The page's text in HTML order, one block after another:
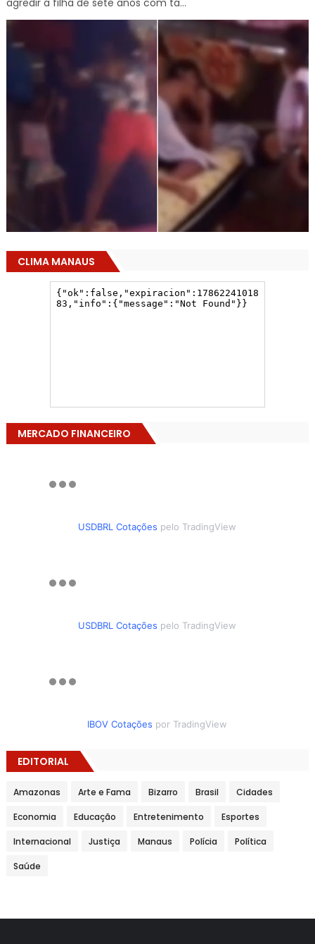
agredir a filha de sete anos com ta...
CLIMA MANAUS
MERCADO FINANCEIRO
USDBRL Cotações pelo TradingView
USDBRL Cotações pelo TradingView
IBOV Cotações por TradingView
EDITORIAL
Amazonas Arte e Fama Bizarro Brasil Cidades
Economia Educação Entretenimento Esportes
Internacional Justiça Manaus Polícia Política
Saúde